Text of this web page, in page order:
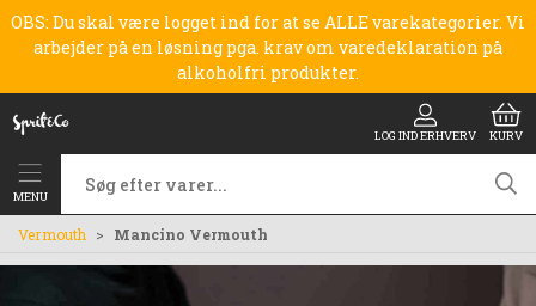
OBS: Du skal være logget ind for at se ALLE varekategorier. Vi
arbejder på en løsning pga. krav om varedeklaration på
alkoholfri produkter.
LOG IND ERHVERV KURV
MENU
Vermouth Mancino Vermouth